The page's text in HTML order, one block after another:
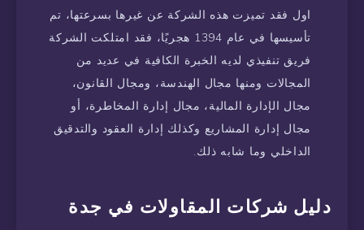
اول فقد تميزت هذه الشركة عن غيرها بسرعتها، تم
تأسيسها في عام 1394 هجريًا، فقد امتلكت الشركة
فريق تنفيذي لديه الخبرة الكافية في عديد من
المجالات ومنها مجال الهندسة، ومجال القانون،
مجال الإدارة المالية، مجال إدارة المخاطرة، أو
مجال إدارة المشاريع وكذلك إدارة العقود والتدقيق
الداخلي وما شابه ذلك.
دليل شركات المقاولات في جدة